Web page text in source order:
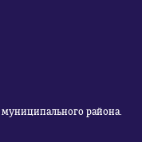
муниципального района.